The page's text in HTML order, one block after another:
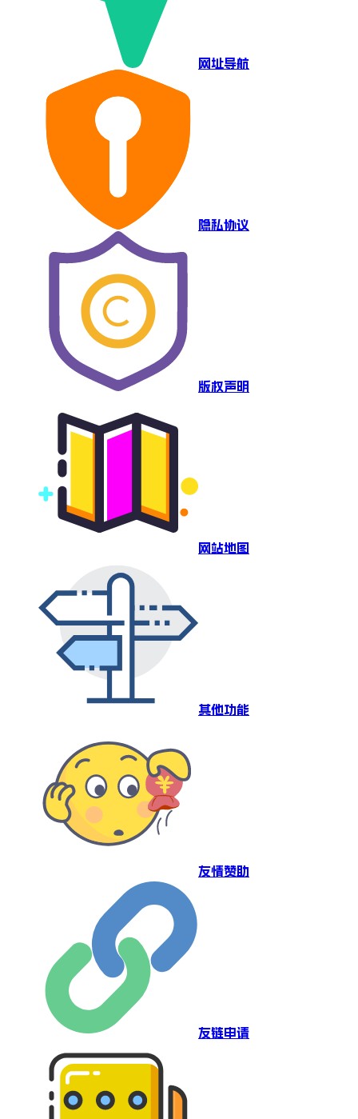
网址导航
隐私协议
版权声明
网站地图
其他功能
友情赞助
友链申请